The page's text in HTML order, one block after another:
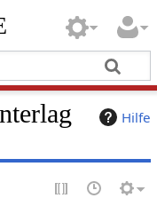
Hilfe